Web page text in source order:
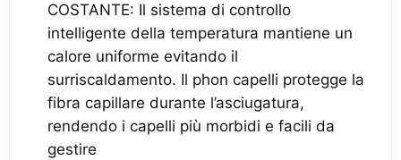
COSTANTE: Il sistema di controllo
intelligente della temperatura mantiene un
calore uniforme evitando il
surriscaldamento. Il phon capelli protegge la
fibra capillare durante l’asciugatura,
rendendo i capelli più morbidi e facili da
gestire